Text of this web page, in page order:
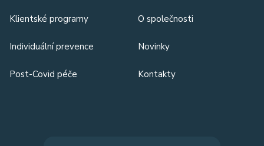
Klientské programy
Individuální prevence
Post-Covid péče
O společnosti
Novinky
Kontakty